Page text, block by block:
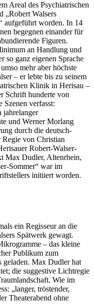
Areal des Psychiatrischen
„Robert Walsers
aufgeführt worden. In 14
begegnen einander für
Figuren.
an Handlung und
so ganz eigenen Sprache
mehr aber höchste
– er lebte bis zu seinem
Klinik in Herisau –
Schrift hunderte von
Szenen verfasst:
jahrelanger
und Werner Morlang
durch die deutsch-
Regie von Christian
Robert-Walser-
Max Dudler, Altenrhein,
Sommer“ war im
initiiert worden.
ein Regisseur an die
Spätwerk gewagt.
– das kleine
Publikum zum
geladen. Max Dudler hat
die suggestive Lichtregie
Wie im
„langer, tröstender,
Theaterabend ohne